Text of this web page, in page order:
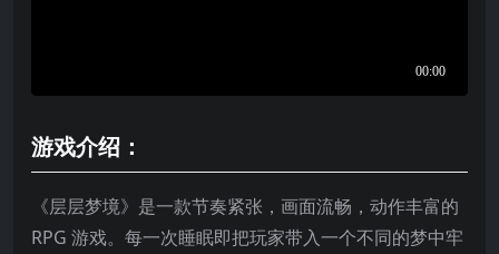
游戏介绍：
《层层梦境》是一款节奏紧张，画面流畅，动作丰富的
RPG 游戏。每一次睡眠即把玩家带入一个不同的梦中牢